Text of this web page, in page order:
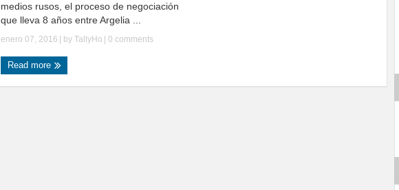
medios rusos, el proceso de negociación
que lleva 8 años entre Argelia ...
enero 07, 2016 | by TallyHo 0 comments
Read more